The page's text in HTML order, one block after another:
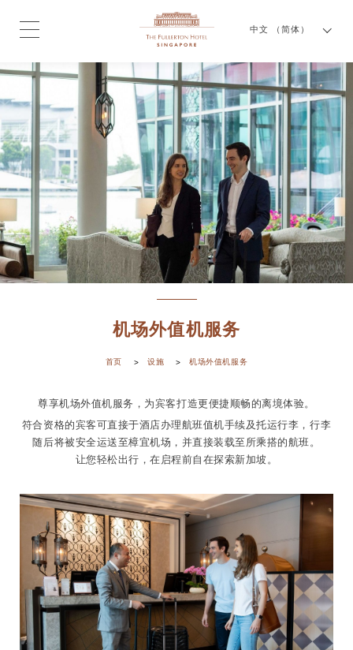
中文 （简体）
机场外值机服务
首页 设施 机场外值机服务
尊享机场外值机服务，为宾客打造更便捷顺畅的离境体验。
符合资格的宾客可直接于酒店办理航班值机手续及托运行李，行李
随后将被安全运送至樟宜机场，并直接装载至所乘搭的航班。
让您轻松出行，在启程前自在探索新加坡。